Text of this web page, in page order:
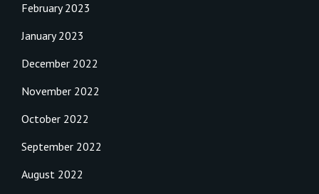
February 2023
January 2023
December 2022
November 2022
October 2022
September 2022
August 2022